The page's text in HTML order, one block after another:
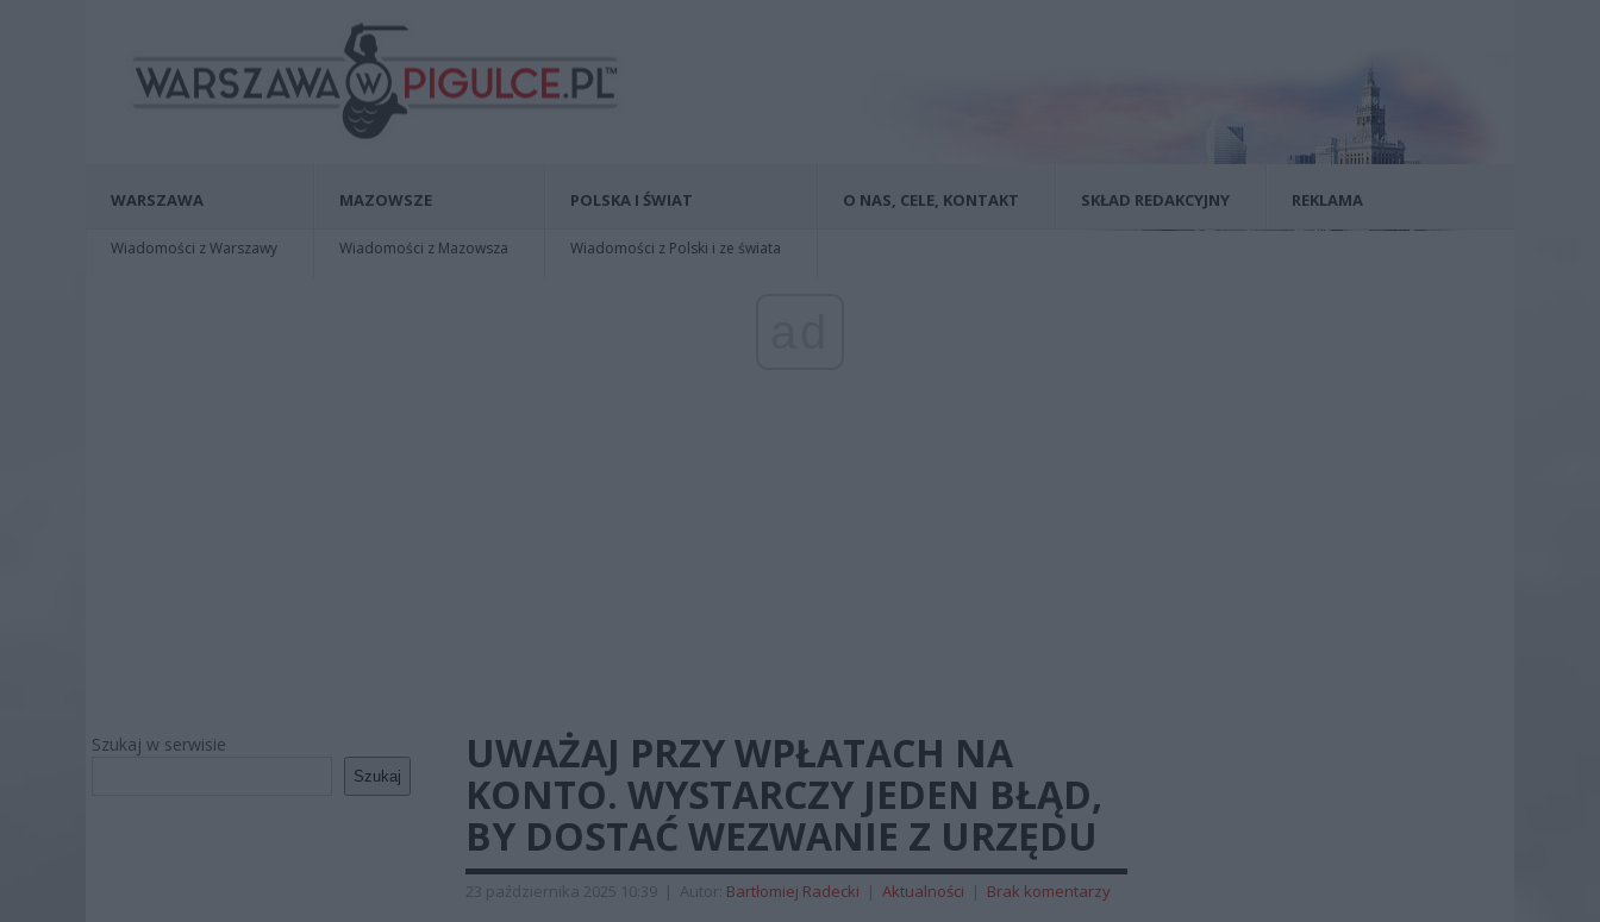
WARSZAWA
Wiadomości z Warszawy
MAZOWSZE
Wiadomości z Mazowsza
POLSKA I ŚWIAT
Wiadomości z Polski i ze świata
O NAS, CELE, KONTAKT SKŁAD REDAKCYJNY REKLAMA
Szukaj w serwisie
Szukaj
UWAŻAJ PRZY WPŁATACH NA
KONTO. WYSTARCZY JEDEN BŁĄD,
BY DOSTAĆ WEZWANIE Z URZĘDU
23 października 2025 10:39 | Autor: Bartłomiej Radecki | Aktualności | Brak komentarzy